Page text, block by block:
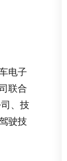
电子
联合
、技
驶技